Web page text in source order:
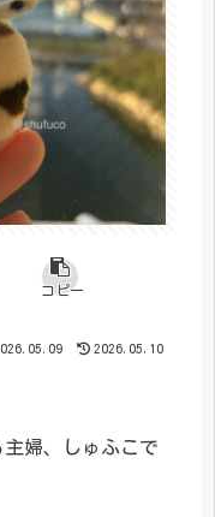
コピー
2026.05.10
婦、しゅふこで